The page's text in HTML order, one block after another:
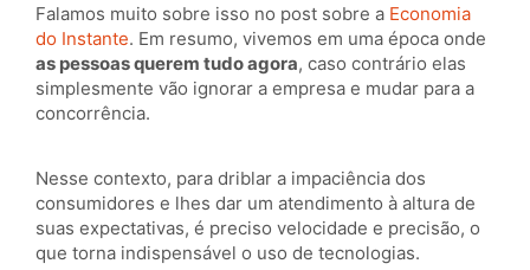
Falamos muito sobre isso no post sobre a Economia
do Instante. Em resumo, vivemos em uma época onde
as pessoas querem tudo agora, caso contrário elas
simplesmente vão ignorar a empresa e mudar para a
concorrência.
Nesse contexto, para driblar a impaciência dos
consumidores e lhes dar um atendimento à altura de
suas expectativas, é preciso velocidade e precisão, o
que torna indispensável o uso de tecnologias.